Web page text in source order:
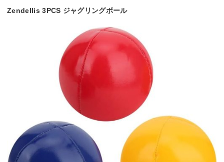
Zendellis 3PCS ジャグリングボール